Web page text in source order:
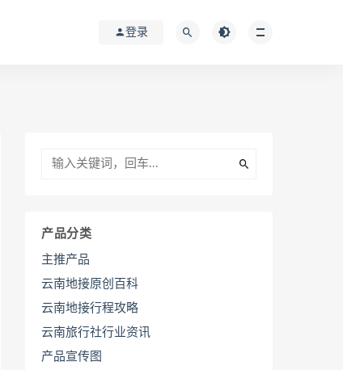
登录
产品分类
主推产品
云南地接原创百科
云南地接行程攻略
云南旅行社行业资讯
产品宣传图